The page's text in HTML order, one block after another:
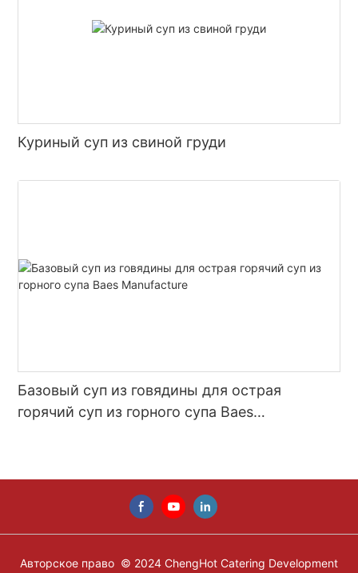
Куриный суп из свиной груди
Базовый суп из говядины для острая
горячий суп из горного супа Baes
Авторское право © 2024 ChengHot Catering Development